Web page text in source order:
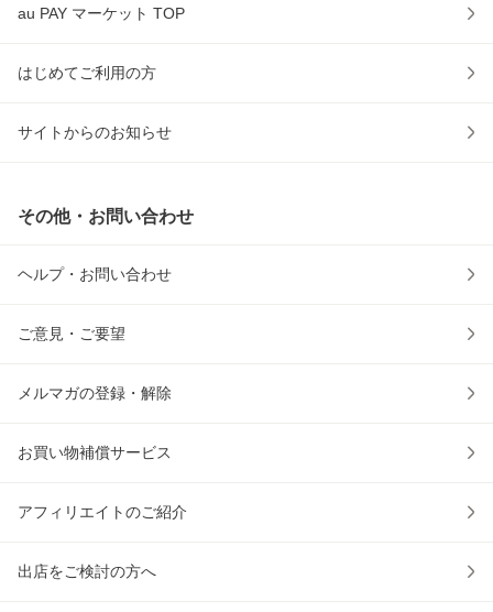
au PAY マーケット TOP
はじめてご利用の方
サイトからのお知らせ
その他・お問い合わせ
ヘルプ・お問い合わせ
ご意見・ご要望
メルマガの登録・解除
お買い物補償サービス
アフィリエイトのご紹介
出店をご検討の方へ